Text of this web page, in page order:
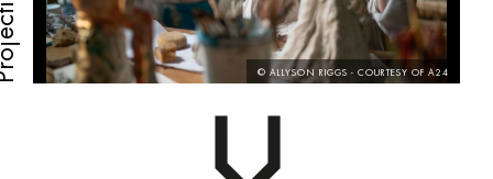
© ALLYSON RIGGS - COURTESY OF A24